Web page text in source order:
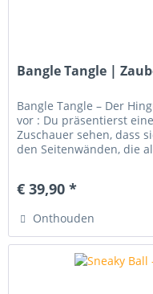
Bangle Tangle |
Bangle Tangle – Der
vor : Du präsentierst
Zuschauer sehen, dass
den Seitenwänden, die
€ 39,90 *
Onthouden